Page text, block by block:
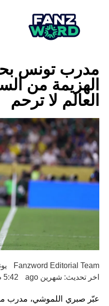
مدرب تونس
الهزيمة من
العالم لا ترحم
Fanzword Editorial Team
اخر تحديث: شهرين ago
5:42 ص
عبّر صبري اللموشي، مدرب